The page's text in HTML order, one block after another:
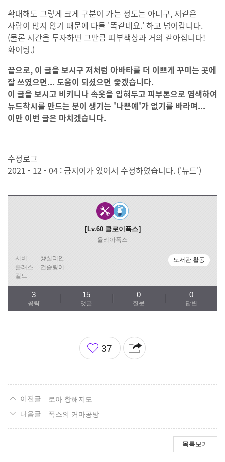
확대해도 그렇게 크게 구분이 가는 정도는 아니구, 저같은
사람이 많지 않기 때문에 다들 '똑같네요.' 하고 넘어갑니다.
(물론 시간을 투자하면 그만큼 피부색상과 거의 같아집니다!
화이팅.)
끝으로, 이 글을 보시구 저처럼 아바타를 더 이쁘게 꾸미는 곳에
잘 쓰였으면... 도움이 되셨으면 좋겠습니다.
이 글을 보시고 비키니나 속옷을 입혀두고 피부톤으로 염색하여
뉴드착시를 만드는 분이 생기는 '나쁜예'가 없기를 바라며...
이만 이번 글은 마치겠습니다.
수정로그
2021 - 12 - 04 : 금지어가 있어서 수정하였습니다. ('뉴드')
Lv.60 클로이폭스
율리아폭스
서버
@실리안
클래스
건슬링어
길드
-
도서관 활동
공략
3
댓글
15
질문
0
답변
0
좋
아
37
로아 항해지도
폭스의 커마공방
목록보기